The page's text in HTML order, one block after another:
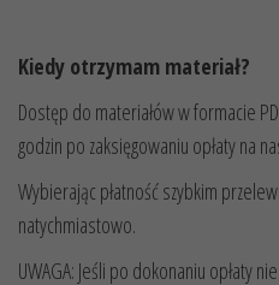
Kiedy otrzymam materiał?
Dostęp do materiałów w formacie
godzin po zaksięgowaniu opłaty na
Wybierając płatność szybkim
natychmiastowo.
UWAGA: Jeśli po dokonaniu opłaty